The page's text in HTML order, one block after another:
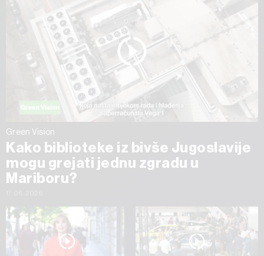
Green Vision
Kako biblioteke iz bivše Jugoslavije
mogu grejati jednu zgradu u
Mariboru?